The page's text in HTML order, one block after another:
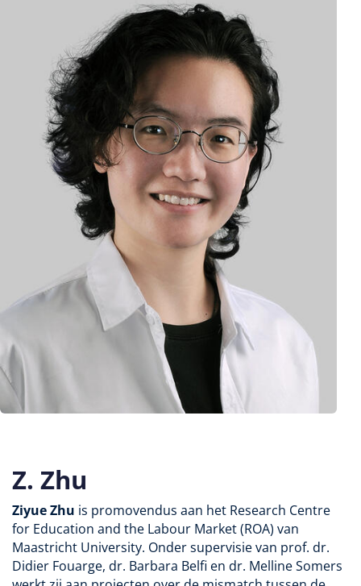
Z. Zhu
Ziyue Zhu is promovendus aan het Research Centre
for Education and the Labour Market (ROA) van
Maastricht University. Onder supervisie van prof. dr.
Didier Fouarge, dr. Barbara Belfi en dr. Melline Somers